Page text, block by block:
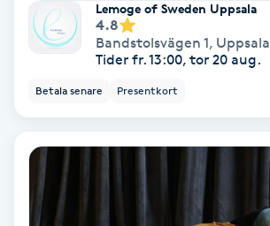
Herrklippning
Hollywood Peel
Hot Stone Massage
Hot yoga
Lemoge of Sweden Uppsala
4.8
Bandstolsvägen 1, Uppsala
Tider fr. 13:00, tor 20 aug.
Betala senare Presentkort